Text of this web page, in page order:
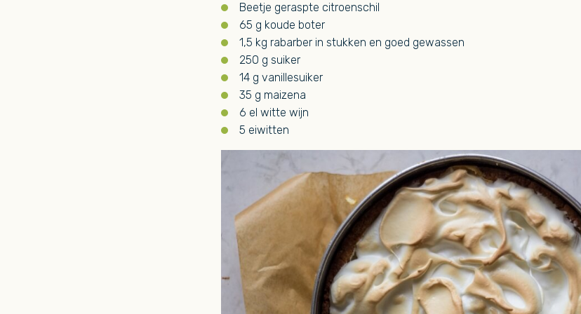
Beetje geraspte citroenschil
65 g koude boter
1,5 kg rabarber in stukken en goed gewassen
250 g suiker
14 g vanillesuiker
35 g maizena
6 el witte wijn
5 eiwitten